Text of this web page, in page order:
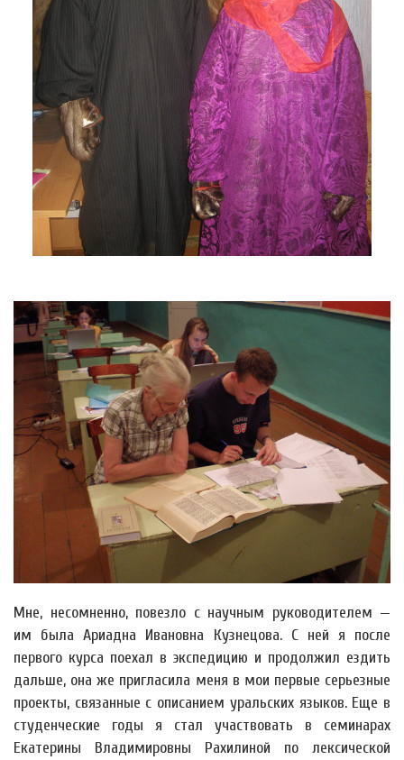
Мне, несомненно, повезло с научным руководителем —
им была Ариадна Ивановна Кузнецова. С ней я после
первого курса поехал в экспедицию и продолжил ездить
дальше, она же пригласила меня в мои первые серьезные
проекты, связанные с описанием уральских языков. Еще в
студенческие годы я стал участвовать в семинарах
Екатерины Владимировны Рахилиной по лексической